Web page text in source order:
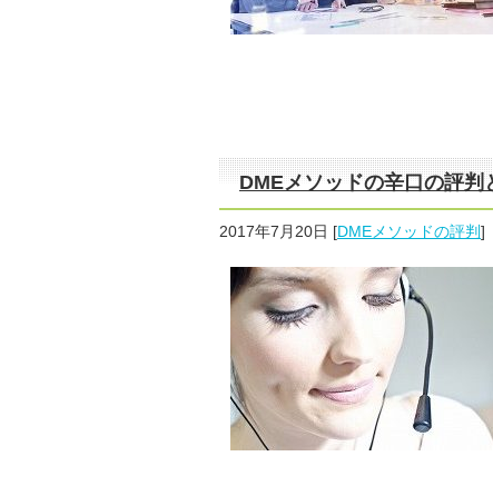
DMEメソッドの辛口の評判
2017年7月20日 [DMEメソッドの評判]